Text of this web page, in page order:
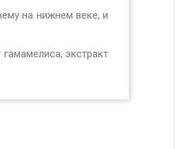
на нижнем веке, и
экстракт